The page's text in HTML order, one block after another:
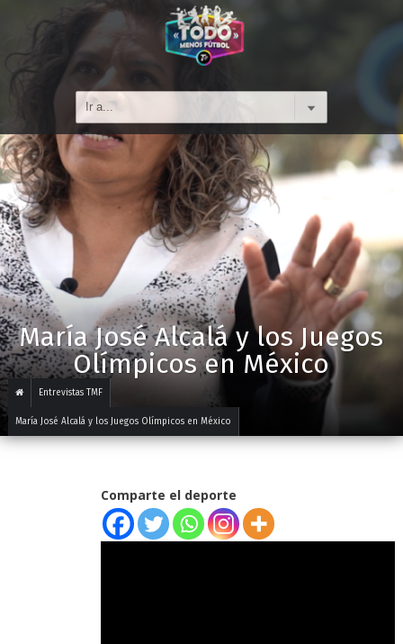
María José Alcalá y los Juegos
Olímpicos en México
Entrevistas TMF
María José Alcalá y los Juegos Olímpicos en México
Comparte el deporte